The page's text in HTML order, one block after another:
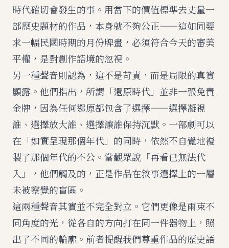
時代確切會發生的事。用當下的價值標準去丈量一
部歷史題材的作品，本身就不夠公正——這如同要
求一幅民國時期的月份牌畫，必須符合今天的審美
平權，是對創作語境的忽視。
另一種聲音則認為，這不是苛責，而是局限的真實
顯露。他們指出，所謂「還原時代」並非一張免責
金牌，因為任何還原都包含了選擇——選擇凝視
誰、選擇放大誰、選擇讓誰保持沉默。一部劇可以
在「如實呈現那個年代」的同時，依然不自覺地複
製了那個年代的不公。當觀眾說「再看已無法代
入」，他們觸及的，正是作品在敘事選擇上的一層
未被察覺的盲區。
這兩種聲音其實並不完全對立。它們更像是兩束不
同角度的光，從各自的方向打在同一件器物上，照
出了不同的輪廓。前者提醒我們尊重作品的歷史語